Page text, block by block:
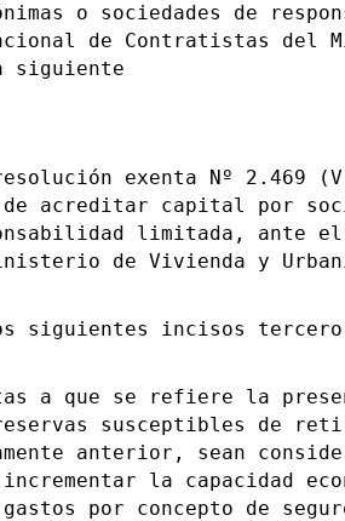
o sociedades de
de Contratistas del
siguiente
exenta Nº 2.469
acreditar capital por
limitada, ante
de Vivienda y
siguientes incisos
que se refiere la
susceptibles de
anterior, sean
la capacidad
por concepto de